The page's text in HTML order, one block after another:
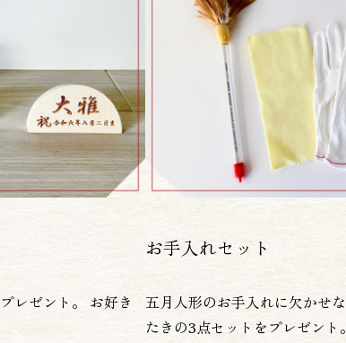
レゼント。 お好き
お手入れセット
五月人形のお手入れに欠かせ
たきの3点セットをプレゼント